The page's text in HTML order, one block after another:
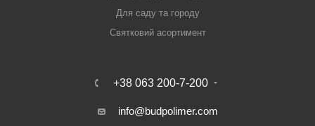
Для саду та городу
Святковий асортимент
+38 063 200-7-200
info@budpolimer.com